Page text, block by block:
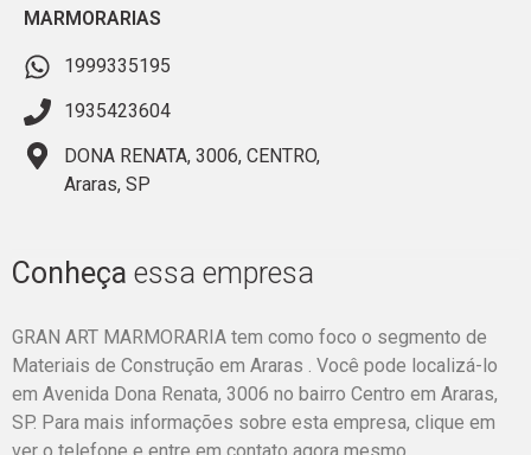
MARMORARIAS
1999335195
1935423604
DONA RENATA, 3006, CENTRO,
Araras, SP
Conheça essa empresa
GRAN ART MARMORARIA tem como foco o segmento de
Materiais de Construção em Araras . Você pode localizá-lo
em Avenida Dona Renata, 3006 no bairro Centro em Araras,
SP. Para mais informações sobre esta empresa, clique em